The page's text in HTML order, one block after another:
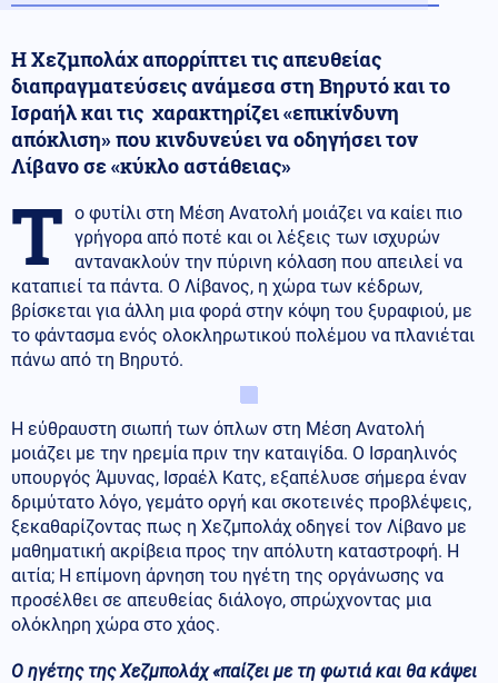
Η Χεζμπολάχ απορρίπτει τις απευθείας
διαπραγματεύσεις ανάμεσα στη Bηρυτό και το
Ισραήλ και τις χαρακτηρίζει «επικίνδυνη
απόκλιση» που κινδυνεύει να οδηγήσει τον
Λίβανο σε «κύκλο αστάθειας»
Τ ο φυτίλι στη Μέση Ανατολή μοιάζει να καίει πιο
γρήγορα από ποτέ και οι λέξεις των ισχυρών
αντανακλούν την πύρινη κόλαση που απειλεί να
καταπιεί τα πάντα. Ο Λίβανος, η χώρα των κέδρων,
βρίσκεται για άλλη μια φορά στην κόψη του ξυραφιού, με
το φάντασμα ενός ολοκληρωτικού πολέμου να πλανιέται
πάνω από τη Βηρυτό.
Η εύθραυστη σιωπή των όπλων στη Μέση Ανατολή
μοιάζει με την ηρεμία πριν την καταιγίδα. Ο Ισραηλινός
υπουργός Άμυνας, Ισραέλ Κατς, εξαπέλυσε σήμερα έναν
δριμύτατο λόγο, γεμάτο οργή και σκοτεινές προβλέψεις,
ξεκαθαρίζοντας πως η Χεζμπολάχ οδηγεί τον Λίβανο με
μαθηματική ακρίβεια προς την απόλυτη καταστροφή. Η
αιτία; Η επίμονη άρνηση του ηγέτη της οργάνωσης να
προσέλθει σε απευθείας διάλογο, σπρώχνοντας μια
ολόκληρη χώρα στο χάος.
O ηγέτης της Χεζμπολάχ «παίζει με τη φωτιά και θα κάψει